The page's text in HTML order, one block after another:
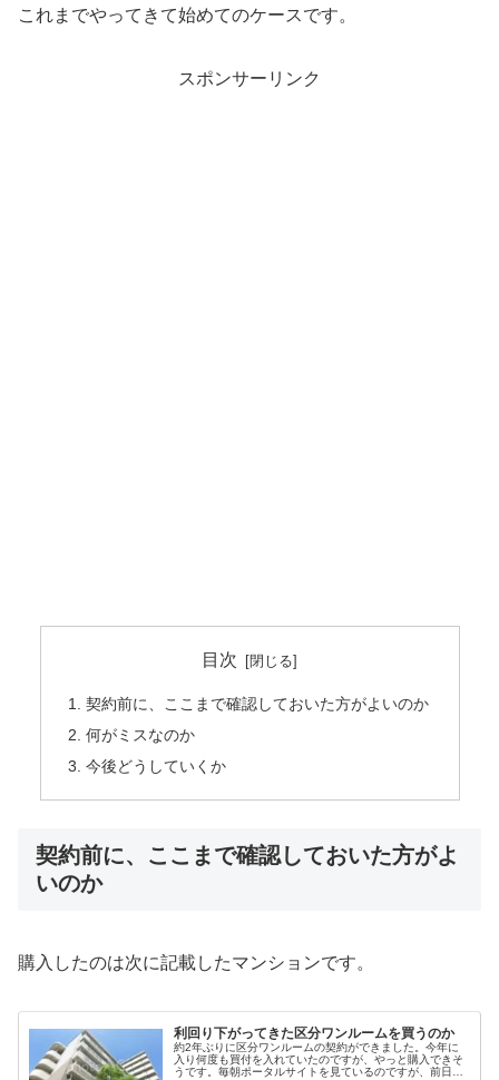
これまでやってきて始めてのケースです。
スポンサーリンク
目次
契約前に、ここまで確認しておいた方がよいのか
何がミスなのか
今後どうしていくか
契約前に、ここまで確認しておいた方がよ
いのか
購入したのは次に記載したマンションです。
利回り下がってきた区分ワンルームを買うのか
約2年ぶりに区分ワンルームの契約ができました。今年に
入り何度も買付を入れていたのですが、やっと購入できそ
うです。毎朝ポータルサイトを見ているのですが、前日は